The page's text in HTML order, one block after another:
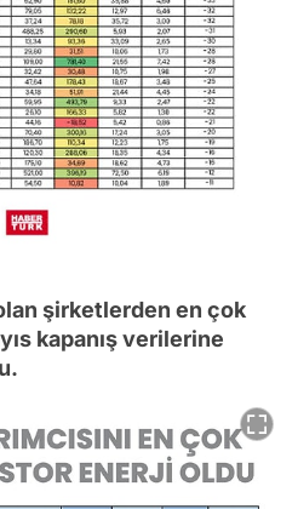
şirketlerden en çok
kapanış verilerine